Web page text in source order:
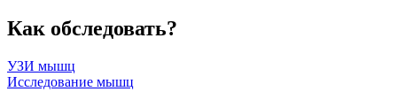
Как обследовать?
УЗИ мышц
Исследование мышц